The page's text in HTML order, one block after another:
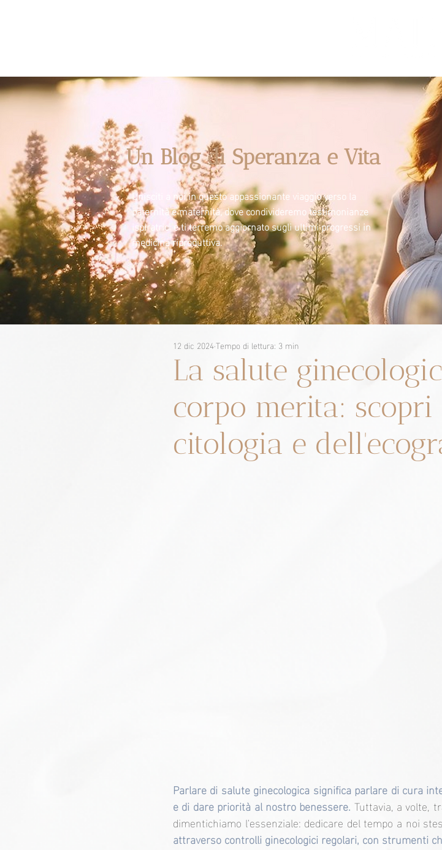
Un Blog di Speranza e Vita
Unisciti a noi in questo appassionante viaggio verso la
paternità e maternità, dove condivideremo testimonianze
ispiratrici e ti terremo aggiornato sugli ultimi progressi in
medicina riproduttiva.
La salute
corpo merita:
citologia e
12 dic 2024Tempo di lettura: 3 min
Parlare di salute ginecologica significa parlare di cura
e di dare priorità al nostro benessere. Tuttavia, a volte,
dimentichiamo l'essenziale: dedicare del tempo a noi
attraverso controlli ginecologici regolari, con strumenti